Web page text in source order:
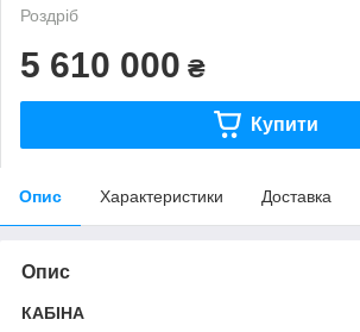
Роздріб
5 610 000 ₴
Купити
Опис Характеристики Доставка
Опис
КАБІНА